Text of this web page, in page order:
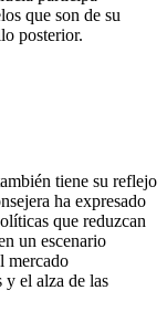
que son de su
posterior.
tiene su reflejo
ha expresado
que reduzcan
un escenario
mercado
y el alza de las